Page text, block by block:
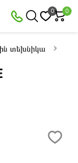
0 0
տեխնիկա